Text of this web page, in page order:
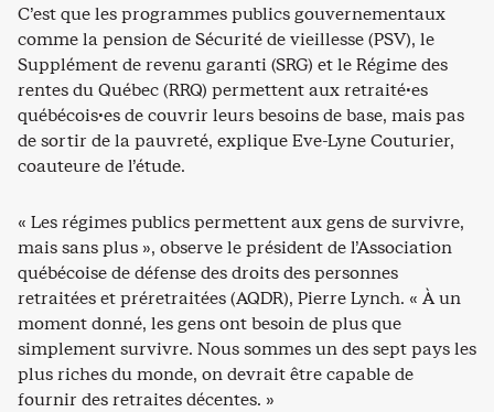
C’est que les programmes publics gouvernementaux
comme la pension de Sécurité de vieillesse (PSV), le
Supplément de revenu garanti (SRG) et le Régime des
rentes du Québec (RRQ) permettent aux retraité·es
québécois·es de couvrir leurs besoins de base, mais pas
de sortir de la pauvreté, explique Eve-Lyne Couturier,
coauteure de l’étude.
« Les régimes publics permettent aux gens de survivre,
mais sans plus », observe le président de l’Association
québécoise de défense des droits des personnes
retraitées et préretraitées (AQDR), Pierre Lynch. « À un
moment donné, les gens ont besoin de plus que
simplement survivre. Nous sommes un des sept pays les
plus riches du monde, on devrait être capable de
fournir des retraites décentes. »